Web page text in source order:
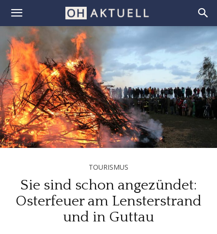
Foto: TSG/oH
TOURISMUS
Sie sind schon angezündet:
Osterfeuer am Lensterstrand
und in Guttau